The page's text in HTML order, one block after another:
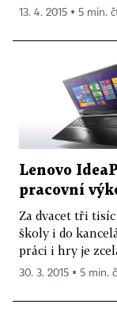
13. 4. 2015 ▪ 5 min.
Lenovo
pracovní
Za dvacet tři
školy i do
práci i hry je
30. 3. 2015 ▪ 5 min.